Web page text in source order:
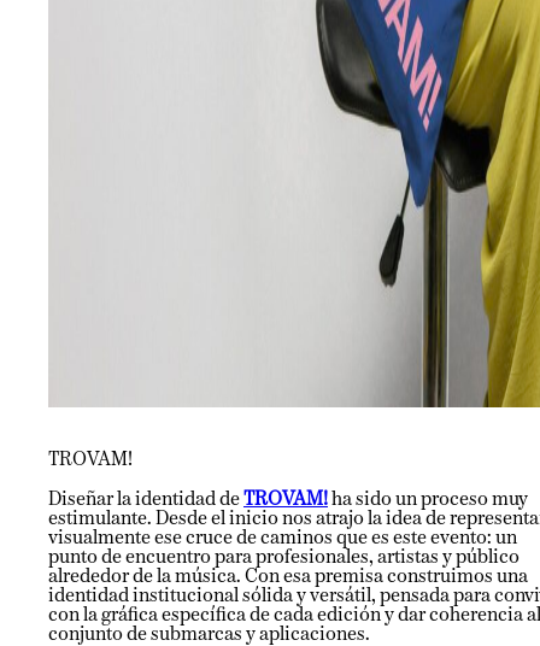
TROVAM!
Diseñar la identidad deTROVAM!ha sido un proceso muy
estimulante. Desde el inicio nos atrajo la idea de
visualmente ese cruce de caminos que es este evento: un
punto de encuentro para profesionales, artistas y público
alrededor de la música. Con esa premisa construimos una
identidad institucional sólida y versátil, pensada para
con la gráfica específica de cada edición y dar coherencia al
conjunto de submarcas y aplicaciones.